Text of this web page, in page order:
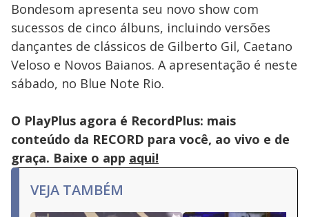
Bondesom apresenta seu novo show com
sucessos de cinco álbuns, incluindo versões
dançantes de clássicos de Gilberto Gil, Caetano
Veloso e Novos Baianos. A apresentação é neste
sábado, no Blue Note Rio.
O PlayPlus agora é RecordPlus: mais
conteúdo da RECORD para você, ao vivo e de
graça. Baixe o app aqui!
VEJA TAMBÉM